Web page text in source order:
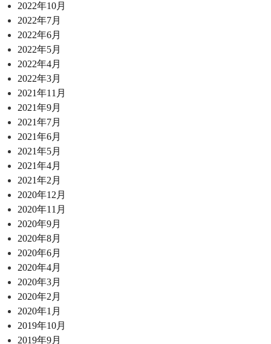
2022年10月
2022年7月
2022年6月
2022年5月
2022年4月
2022年3月
2021年11月
2021年9月
2021年7月
2021年6月
2021年5月
2021年4月
2021年2月
2020年12月
2020年11月
2020年9月
2020年8月
2020年6月
2020年4月
2020年3月
2020年2月
2020年1月
2019年10月
2019年9月